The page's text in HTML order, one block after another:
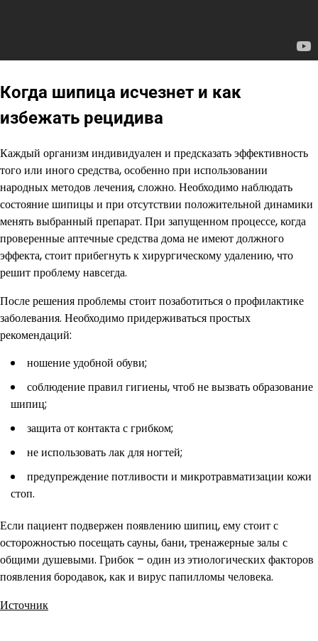
Когда шипица исчезнет и как
избежать рецидива
Каждый организм индивидуален и предсказать эффективность
того или иного средства, особенно при использовании
народных методов лечения, сложно. Необходимо наблюдать
состояние шипицы и при отсутствии положительной динамики
менять выбранный препарат. При запущенном процессе, когда
проверенные аптечные средства дома не имеют должного
эффекта, стоит прибегнуть к хирургическому удалению, что
решит проблему навсегда.
После решения проблемы стоит позаботиться о профилактике
заболевания. Необходимо придерживаться простых
рекомендаций:
ношение удобной обуви;
соблюдение правил гигиены, чтоб не вызвать образование
шипиц;
защита от контакта с грибком;
не использовать лак для ногтей;
предупреждение потливости и микротравматизации кожи
стоп.
Если пациент подвержен появлению шипиц, ему стоит с
осторожностью посещать сауны, бани, тренажерные залы с
общими душевыми. Грибок – один из этиологических факторов
появления бородавок, как и вирус папилломы человека.
Источник